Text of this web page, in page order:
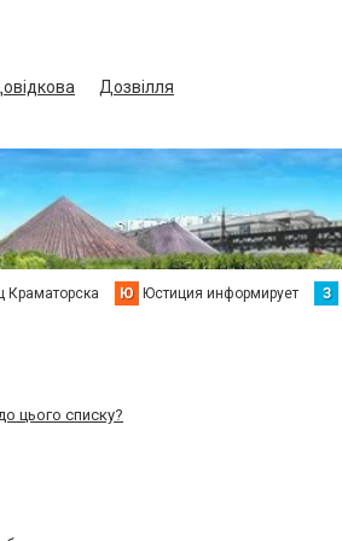
Дозвілля
Краматорска Ю Юстиция информирует З
цього списку?